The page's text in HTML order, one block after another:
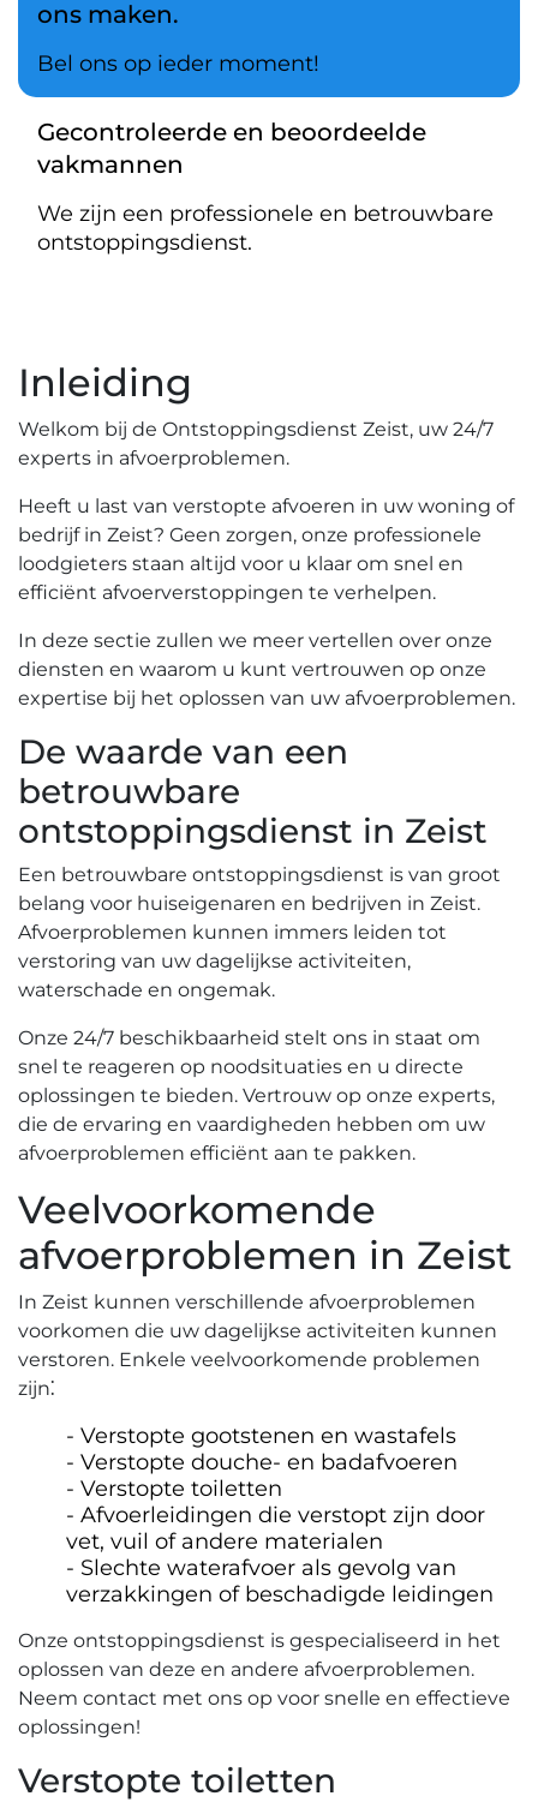
ons maken.
Bel ons op ieder moment!
Gecontroleerde en beoordeelde
vakmannen
We zijn een professionele en betrouwbare
ontstoppingsdienst.
Inleiding
Welkom bij de Ontstoppingsdienst Zeist‚ uw 24/7
experts in afvoerproblemen.
Heeft u last van verstopte afvoeren in uw woning of
bedrijf in Zeist? Geen zorgen‚ onze professionele
loodgieters staan altijd voor u klaar om snel en
efficiënt afvoerverstoppingen te verhelpen.​
In deze sectie zullen we meer vertellen over onze
diensten en waarom u kunt vertrouwen op onze
expertise bij het oplossen van uw afvoerproblemen.​
De waarde van een
betrouwbare
ontstoppingsdienst in Zeist
Een betrouwbare ontstoppingsdienst is van groot
belang voor huiseigenaren en bedrijven in Zeist.
Afvoerproblemen kunnen immers leiden tot
verstoring van uw dagelijkse activiteiten‚
waterschade en ongemak.​
Onze 24/7 beschikbaarheid stelt ons in staat om
snel te reageren op noodsituaties en u directe
oplossingen te bieden.​ Vertrouw op onze experts‚
die de ervaring en vaardigheden hebben om uw
afvoerproblemen efficiënt aan te pakken.​
Veelvoorkomende
afvoerproblemen in Zeist
In Zeist kunnen verschillende afvoerproblemen
voorkomen die uw dagelijkse activiteiten kunnen
verstoren.​ Enkele veelvoorkomende problemen
zijn⁚
Verstopte gootstenen en wastafels
Verstopte douche- en badafvoeren
Verstopte toiletten
Afvoerleidingen die verstopt zijn door
vet‚ vuil of andere materialen
Slechte waterafvoer als gevolg van
verzakkingen of beschadigde leidingen
Onze ontstoppingsdienst is gespecialiseerd in het
oplossen van deze en andere afvoerproblemen.​
Neem contact met ons op voor snelle en effectieve
oplossingen!​
Verstopte toiletten